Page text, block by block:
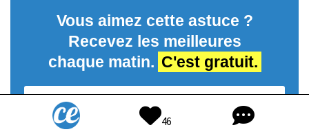
Vous aimez cette astuce ?
Recevez les meilleures
chaque matin. C'est gratuit.
46